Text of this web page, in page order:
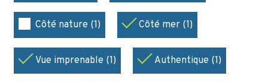
Côté nature (1) Côté mer (1)
Vue imprenable (1) Authentique (1)